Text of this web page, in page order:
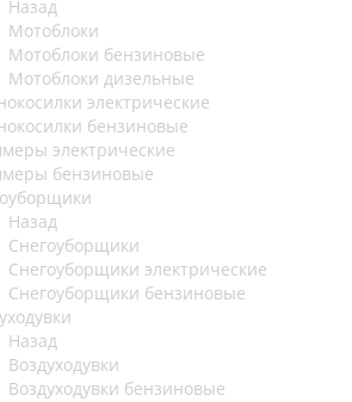
Назад
Мотоблоки
Мотоблоки бензиновые
Мотоблоки дизельные
электрические
бензиновые
электрические
бензиновые
Назад
Снегоуборщики
Снегоуборщики электрические
Снегоуборщики бензиновые
Назад
Воздуходувки
Воздуходувки бензиновые